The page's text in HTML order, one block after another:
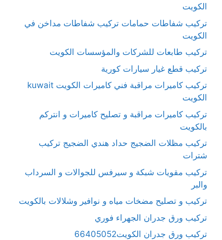
الكويت
تركيب شفاطات حمامات تركيب شفاطات مداخن في
الكويت
تركيب طابعات للشركات والمؤسسات الكويت
تركيب قطع غيار سيارات كورية
تركيب كاميرات مراقبة فني كاميرات الكويت kuwait
الكويت
تركيب كاميرات مراقبة و تصليح كاميرات و انتركم
بالكويت
تركيب مظلات الضجيج حداد هندي الضجيج تركيب
شترات
تركيب مقويات شبكة و سيرفس للجوالات و السرداب
والبر
تركيب و تصليح مضخات مياه و نوافير وشلالات بالكويت
تركيب ورق جدران الجهراء فوري
تركيب ورق جدران الكويت66405052